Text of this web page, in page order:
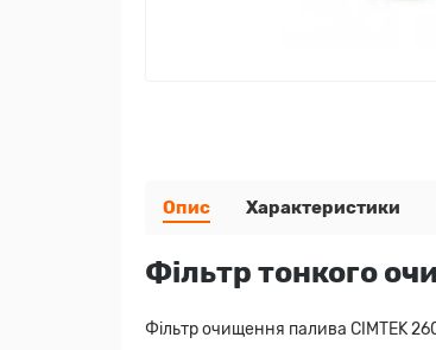
Опис Характеристики
Фільтр тонкого
Фільтр очищення палива CIMTEK